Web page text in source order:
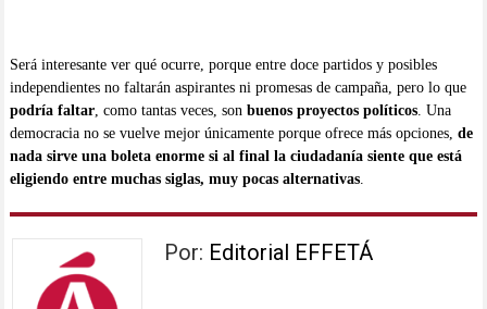
Será interesante ver qué ocurre, porque entre doce partidos y posibles
independientes no faltarán aspirantes ni promesas de campaña, pero lo que
podría faltar, como tantas veces, son buenos proyectos políticos. Una
democracia no se vuelve mejor únicamente porque ofrece más opciones, de
nada sirve una boleta enorme si al final la ciudadanía siente que está
eligiendo entre muchas siglas, muy pocas alternativas.
Por: Editorial EFFETÁ